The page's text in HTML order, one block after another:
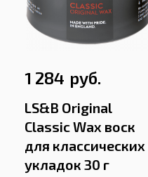
1 284 руб.
LS&B Original
Classic Wax воск
для классических
укладок 30 г